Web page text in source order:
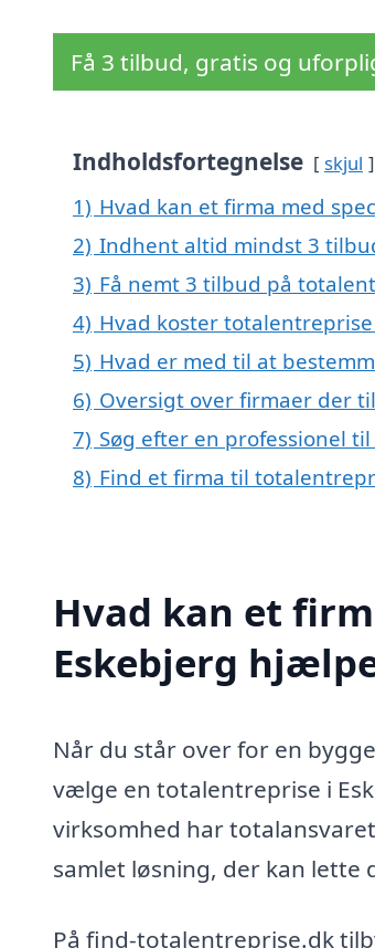
Få 3 tilbud, gratis og
Indholdsfortegnelse skjul
1) Hvad kan et firma med
2) Indhent altid mindst 3
3) Få nemt 3 tilbud på
4) Hvad koster totalentreprise
5) Hvad er med til at
6) Oversigt over firmaer der
7) Søg efter en professionel
8) Find et firma til
Hvad kan et
Eskebjerg
Når du står over for en
vælge en totalentreprise i
virksomhed har
samlet løsning, der kan
På find-totalentreprise.dk